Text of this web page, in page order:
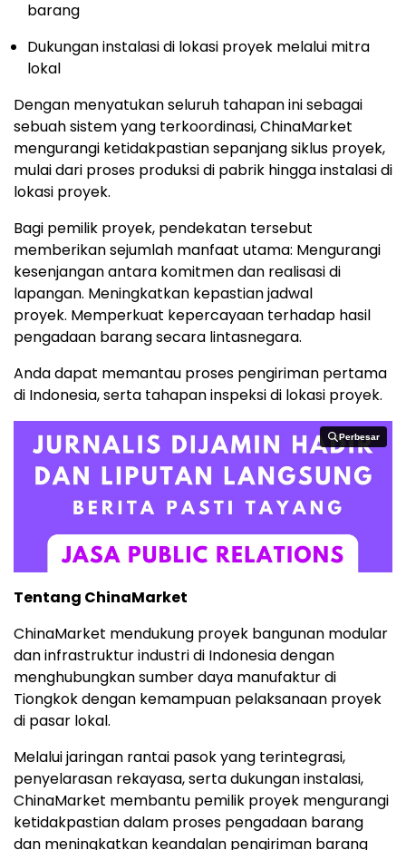
barang
Dukungan instalasi di lokasi proyek melalui mitra
lokal
Dengan menyatukan seluruh tahapan ini sebagai
sebuah sistem yang terkoordinasi, ChinaMarket
mengurangi ketidakpastian sepanjang siklus proyek,
mulai dari proses produksi di pabrik hingga instalasi di
lokasi proyek.
Bagi pemilik proyek, pendekatan tersebut
memberikan sejumlah manfaat utama: Mengurangi
kesenjangan antara komitmen dan realisasi di
lapangan. Meningkatkan kepastian jadwal
proyek. Memperkuat kepercayaan terhadap hasil
pengadaan barang secara lintasnegara.
Anda dapat memantau proses pengiriman pertama
di Indonesia, serta tahapan inspeksi di lokasi proyek.
Perbesar
Perbesar
Tentang ChinaMarket
ChinaMarket mendukung proyek bangunan modular
dan infrastruktur industri di Indonesia dengan
menghubungkan sumber daya manufaktur di
Tiongkok dengan kemampuan pelaksanaan proyek
di pasar lokal.
Melalui jaringan rantai pasok yang terintegrasi,
penyelarasan rekayasa, serta dukungan instalasi,
ChinaMarket membantu pemilik proyek mengurangi
ketidakpastian dalam proses pengadaan barang
dan meningkatkan keandalan pengiriman barang